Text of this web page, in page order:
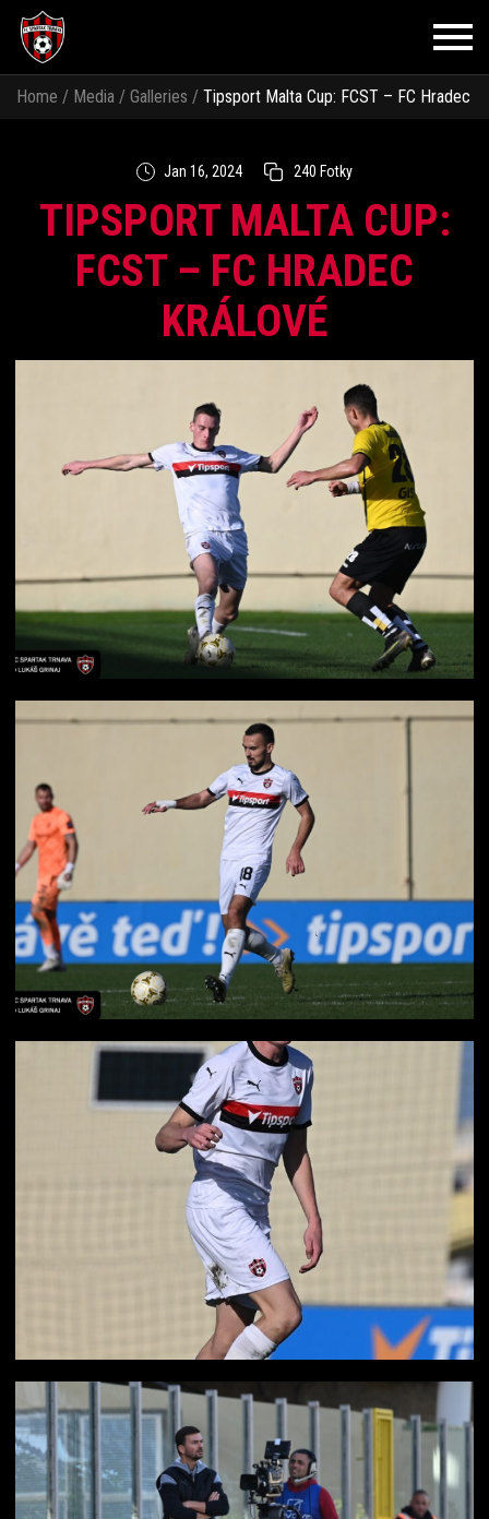
Home / Media / Galleries / Tipsport Malta Cup: FCST – FC Hradec
Jan 16, 2024 240 Fotky
TIPSPORT MALTA CUP:
FCST – FC HRADEC
KRÁLOVÉ